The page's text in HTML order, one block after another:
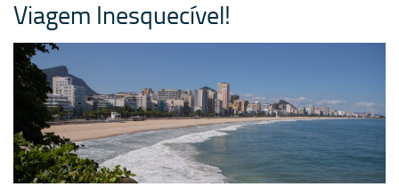
Viagem Inesquecível!